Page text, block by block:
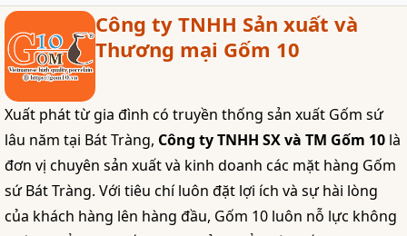
Công ty TNHH Sản xuất và
Thương mại Gốm 10
Xuất phát từ gia đình có truyền thống sản xuất Gốm sứ
lâu năm tại Bát Tràng, Công ty TNHH SX và TM Gốm 10 là
đơn vị chuyên sản xuất và kinh doanh các mặt hàng Gốm
sứ Bát Tràng. Với tiêu chí luôn đặt lợi ích và sự hài lòng
của khách hàng lên hàng đầu, Gốm 10 luôn nỗ lực không